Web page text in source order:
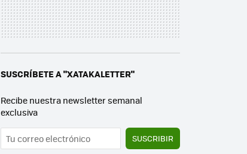
SUSCRÍBETE A "XATAKALETTER"
Recibe nuestra newsletter semanal
exclusiva
SUSCRIBIR